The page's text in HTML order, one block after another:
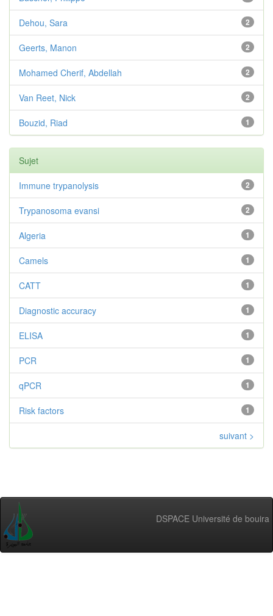
2
Dehou, Sara
2
Geerts, Manon
2
Mohamed Cherif, Abdellah
2
Van Reet, Nick
1
Bouzid, Riad
Sujet
2
Immune trypanolysis
2
Trypanosoma evansi
1
Algeria
1
Camels
1
CATT
1
Diagnostic accuracy
1
ELISA
1
PCR
1
qPCR
1
Risk factors
suivant >
DSPACE Université de bouira